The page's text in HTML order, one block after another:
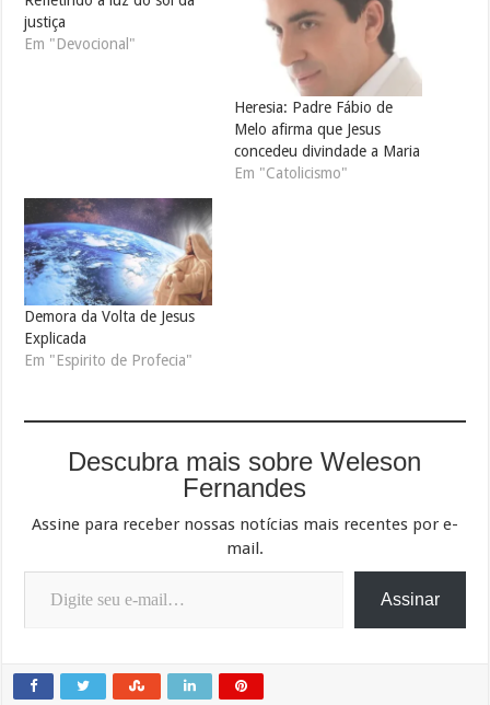
justiça
Em "Devocional"
Heresia: Padre Fábio de
Melo afirma que Jesus
concedeu divindade a Maria
Em "Catolicismo"
Demora da Volta de Jesus
Explicada
Em "Espirito de Profecia"
Descubra mais sobre Weleson
Fernandes
Assine para receber nossas notícias mais recentes por e-
mail.
Digite seu e-mail…
Assinar